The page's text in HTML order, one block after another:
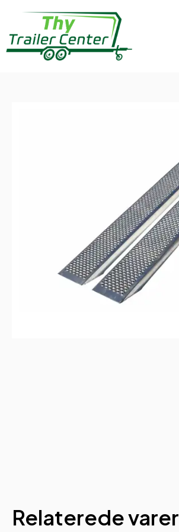
Relaterede varer